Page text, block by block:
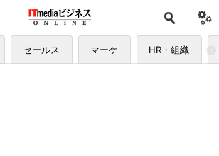
セールス マーケ HR・組織